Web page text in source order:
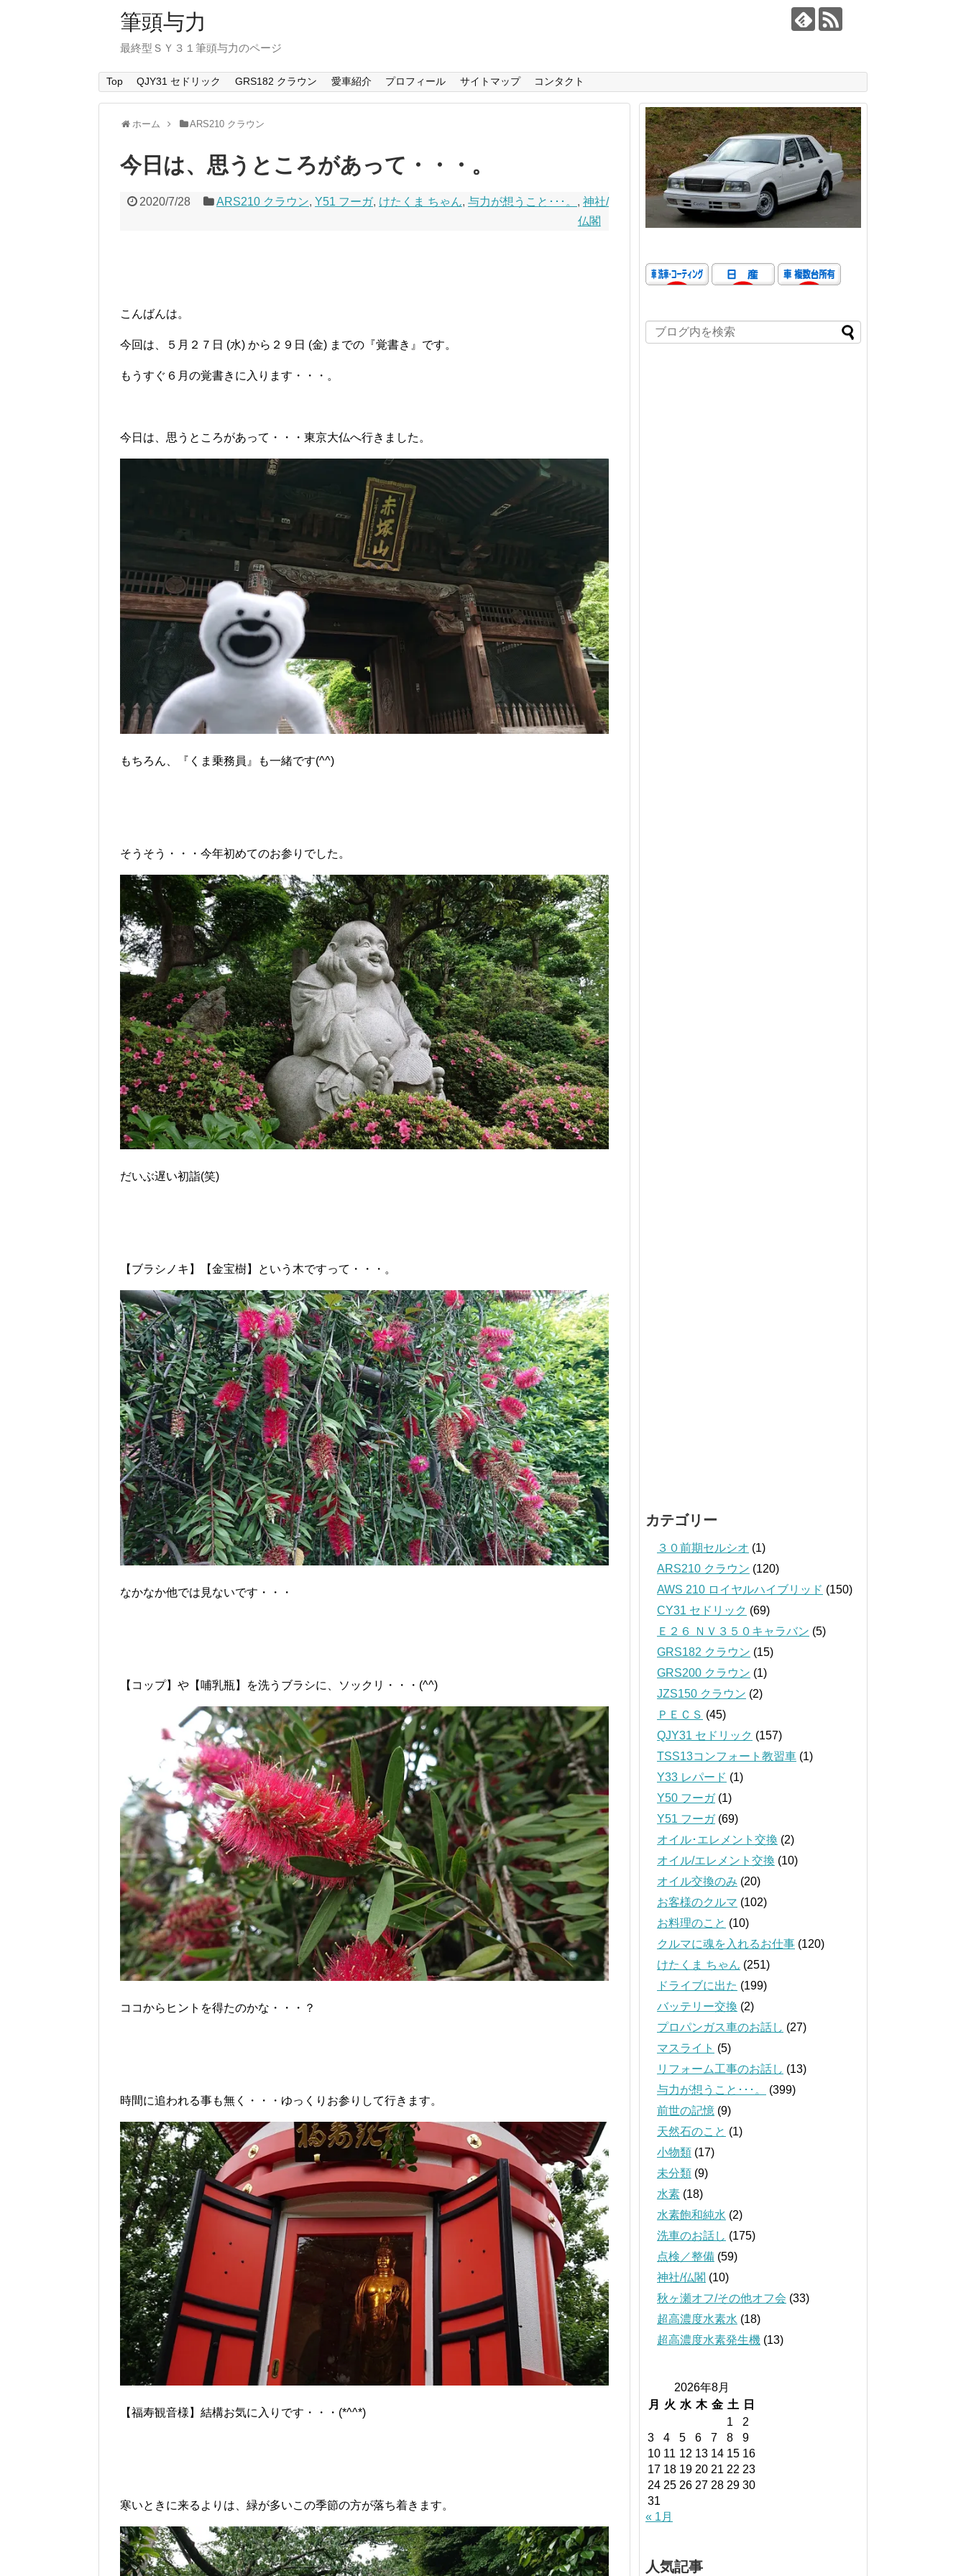
筆頭与力
最終型ＳＹ３１筆頭与力のページ
Top QJY31 セドリック GRS182 クラウン 愛車紹介 プロフィール サイトマップ コンタクト
ホーム ARS210 クラウン
今日は、思うところがあって・・・。
2020/7/28 ARS210 クラウン, Y51 フーガ, けたくま ちゃん, 与力が想うこと･･･。 , 神社/
仏閣
こんばんは。
今回は、５月２７日 (水) から２９日 (金) までの『覚書き』です。
もうすぐ６月の覚書きに入ります・・・。
今日は、思うところがあって・・・東京大仏へ行きました。
もちろん、『くま乗務員』も一緒です(^^)
そうそう・・・今年初めてのお参りでした。
だいぶ遅い初詣(笑)
【ブラシノキ】【金宝樹】という木ですって・・・。
なかなか他では見ないです・・・
【コップ】や【哺乳瓶】を洗うブラシに、ソックリ・・・(^^)
ココからヒントを得たのかな・・・？
時間に追われる事も無く・・・ゆっくりお参りして行きます。
【福寿観音様】結構お気に入りです・・・(*^^*)
寒いときに来るよりは、緑が多いこの季節の方が落ち着きます。
カテゴリー
３０前期セルシオ (1)
ARS210 クラウン (120)
AWS 210 ロイヤルハイブリッド (150)
CY31 セドリック (69)
Ｅ２６ ＮＶ３５０キャラバン (5)
GRS182 クラウン (15)
GRS200 クラウン (1)
JZS150 クラウン (2)
ＰＥＣＳ (45)
QJY31 セドリック (157)
TSS13コンフォート教習車 (1)
Y33 レパード (1)
Y50 フーガ(1)
Y51 フーガ(69)
オイル･エレメント交換 (2)
オイル/エレメント交換 (10)
オイル交換のみ (20)
お客様のクルマ (102)
お料理のこと (10)
クルマに魂を入れるお仕事 (120)
けたくま ちゃん (251)
ドライブに出た (199)
バッテリー交換 (2)
プロパンガス車のお話し (27)
マスライト (5)
リフォーム工事のお話し (13)
与力が想うこと･･･。
(399)
前世の記憶 (9)
天然石のこと (1)
小物類 (17)
未分類 (9)
水素 (18)
水素飽和純水 (2)
洗車のお話し (175)
点検／整備 (59)
神社/仏閣 (10)
秋ヶ瀬オフ/その他オフ会 (33)
超高濃度水素水 (18)
超高濃度水素発生機 (13)
2026年8月
月
火 水 木 金 土
日
1
2
3
4 5 6 7 8
9
10 11 12 13 14 15 16
17 18 19 20 21 22 23
24 25 26 27 28 29 30
31
« 1月
人気記事